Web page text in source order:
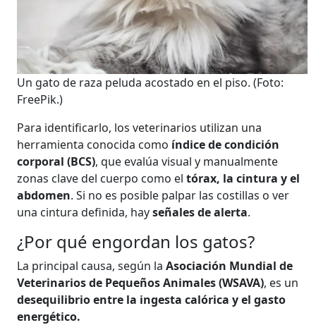
Un gato de raza peluda acostado en el piso. (Foto:
FreePik.)
Para identificarlo, los veterinarios utilizan una
herramienta conocida como índice de condición
corporal (BCS), que evalúa visual y manualmente
zonas clave del cuerpo como el tórax, la cintura y el
abdomen. Si no es posible palpar las costillas o ver
una cintura definida, hayseñales de alerta.
¿Por qué engordan los gatos?
La principal causa, según la Asociación Mundial de
Veterinarios de Pequeños Animales (WSAVA), es un
desequilibrio entre la ingesta calórica y el gasto
energético.